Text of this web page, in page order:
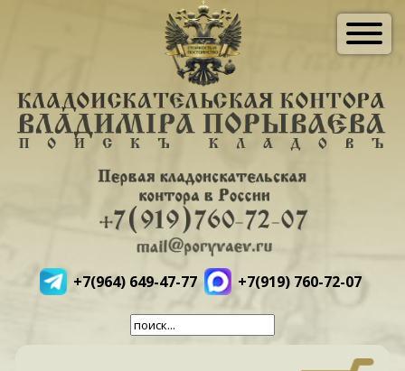
+7(964) 649-47-77 +7(919) 760-72-07